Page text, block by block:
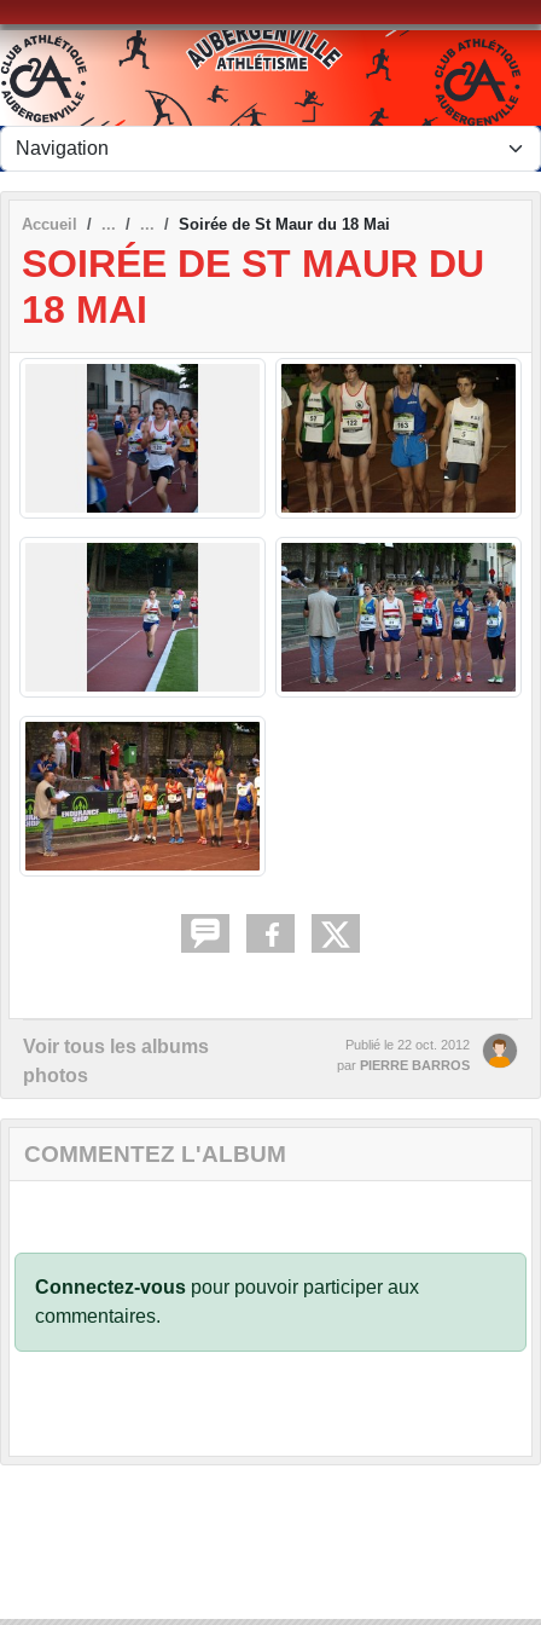
Accueil Soirée de St Maur du 18 Mai
SOIRÉE DE ST MAUR DU
18 MAI
Voir tous les albums
photos
Publié le 22 oct. 2012
par PIERRE BARROS
COMMENTEZ L'ALBUM
Connectez-vous pour pouvoir participer aux
commentaires.